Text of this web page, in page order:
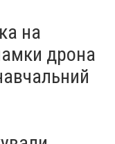
на
дрона